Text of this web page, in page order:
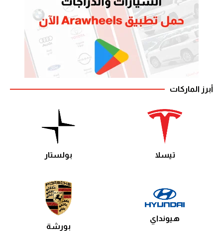
أبرز الماركات
تيسلا بولستار
هيونداي
بورشة